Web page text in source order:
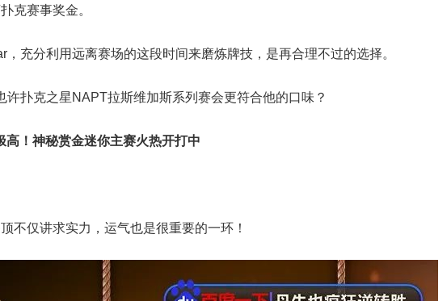
克赛事奖金。
充分利用远离赛场的这段时间来磨炼牌技，是再合理不过的选择。
扑克之星NAPT拉斯维加斯系列赛会更符合他的口味？
！ 神秘赏金迷你主赛火热开打中
不仅讲求实力，运气也是很重要的一环！